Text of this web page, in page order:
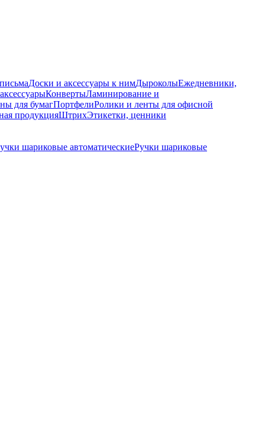
Доски и аксессуары к нимДыроколыЕжедневники,
КонвертыЛаминирование и
для бумагПортфелиРолики и ленты для офисной
продукцияШтрихЭтикетки, ценники
шариковые автоматическиеРучки шариковые